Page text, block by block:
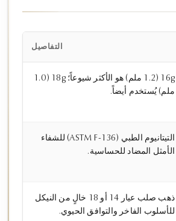
التفاصيل
16g (1.2 ملم) هو الأكثر شيوعاً؛ 18g (1.0
ملم) يُستخدم أيضاً.
التيتانيوم الطبي (ASTM F-136) للشفاء
الأمثل المضاد للحساسية.
ذهب صلب عيار 14 أو 18 خالٍ من النيكل
للأسلوب الفاخر والتوافق الحيوي.